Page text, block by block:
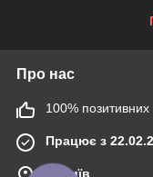
Про нас
100% позитивних
Працює з
м. Київ